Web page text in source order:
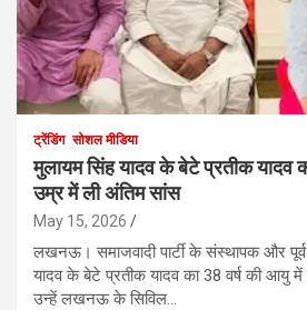
ट्रेंडिंग सोशल मीडिया
मुलायम सिंह यादव के बेटे प्रतीक यादव
उम्र में ली अंतिम सांस
May 15, 2026
लखनऊ। समाजवादी पार्टी के संस्थापक और
यादव के बेटे प्रतीक यादव का 38 वर्ष की आयु में
उन्हें लखनऊ के सिविल…